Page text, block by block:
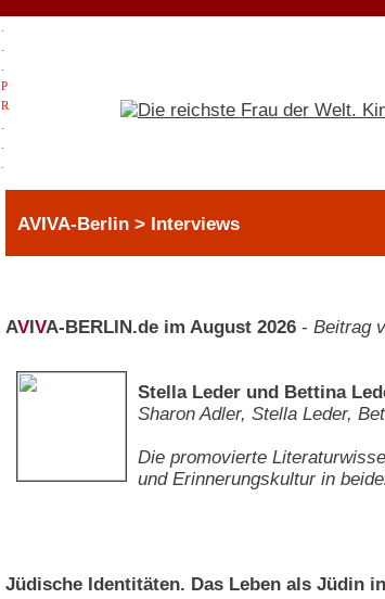
P
R
AVIVA-Berlin > Interviews
AV VA-BERLIN.de im August 2026 - Beitrag
Stella Leder und Bettina
Sharon Adler, Stella Leder,
Die promovierte
und Erinnerungskultur in
Jüdische Identitäten. Das Leben als Jüdin